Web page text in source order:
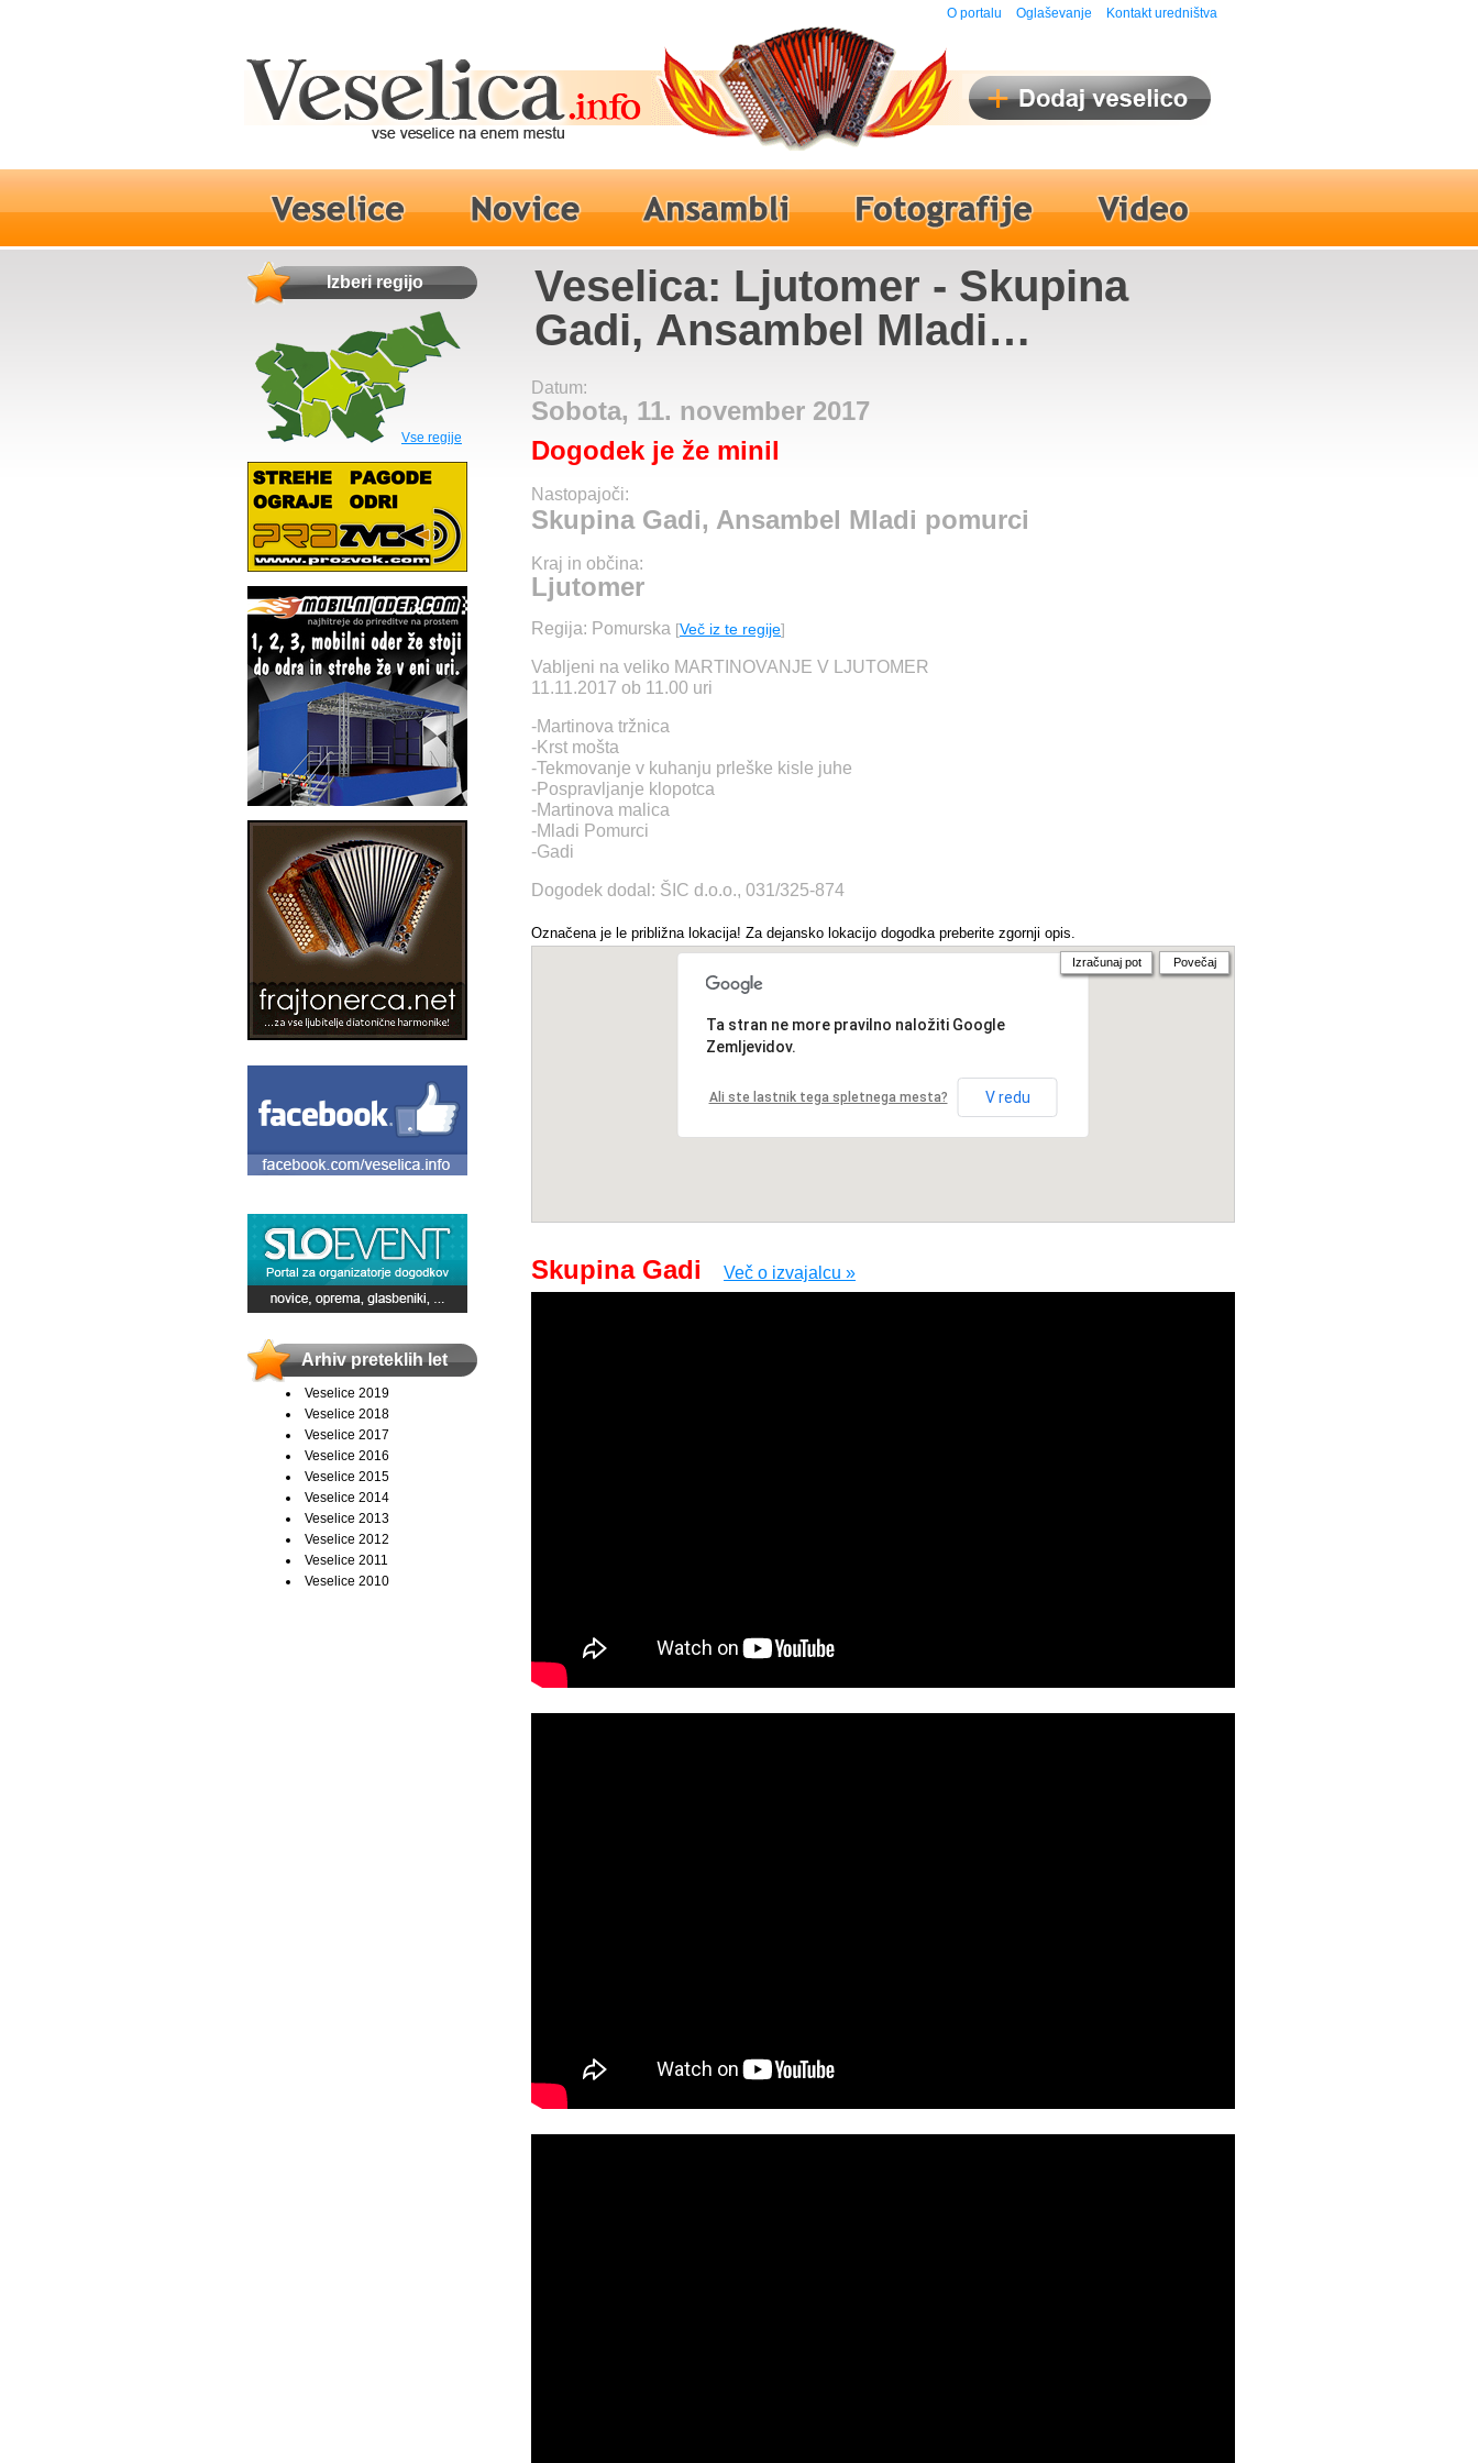
O portalu Oglaševanje Kontakt uredništva
Izberi regijo
Vse regije
Arhiv preteklih let
Veselice 2019
Veselice 2018
Veselice 2017
Veselice 2016
Veselice 2015
Veselice 2014
Veselice 2013
Veselice 2012
Veselice 2011
Veselice 2010
Veselica: Ljutomer - Skupina
Gadi, Ansambel Mladi
pomurci
Datum:
Sobota, 11. november 2017
Dogodek je že minil
Nastopajoči:
Skupina Gadi, Ansambel Mladi pomurci
Kraj in občina:
Ljutomer
Regija: Pomurska [Več iz te regije]
Vabljeni na veliko MARTINOVANJE V LJUTOMER
11.11.2017 ob 11.00 uri
-Martinova tržnica
-Krst mošta
-Tekmovanje v kuhanju prleške kisle juhe
-Pospravljanje klopotca
-Martinova malica
-Mladi Pomurci
-Gadi
Dogodek dodal: ŠIC d.o.o., 031/325-874
Označena je le približna lokacija! Za dejansko lokacijo dogodka preberite zgornji opis.
Ta stran ne more pravilno naložiti Google
Zemljevidov.
Ali ste lastnik tega spletnega mesta? V redu
Izračunaj pot Povečaj
Skupina Gadi Več o izvajalcu »